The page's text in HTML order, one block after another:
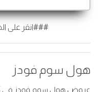
###انقر على
هول سوم فودز